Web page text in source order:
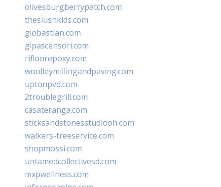
olivesburgberrypatch.com
theslushkids.com
giobastian.com
glpascensori.com
rifloorepoxy.com
woolleymillingandpaving.com
uptonpvd.com
2troublegrill.com
casateranga.com
sticksandstonesstudiooh.com
walkers-treeservice.com
shopmossi.com
untamedcollectivesd.com
mxpwellness.com